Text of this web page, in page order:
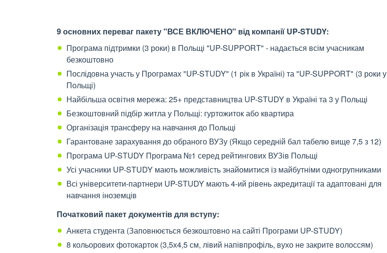
9 основних переваг пакету "ВСЕ ВКЛЮЧЕНО" від компанії UP-STUDY:
Програма підтримки (3 роки) в Польщі "UP-SUPPORT" - надається всім учасникам
безкоштовно
Послідовна участь у Програмах "UP-STUDY" (1 рік в Україні) та "UP-SUPPORT" (3 роки у
Польщі)
Найбільша освітня мережа: 25+ представництва UP-STUDY в Україні та 3 у Польщі
Безкоштовний підбір житла у Польщі: гуртожиток або квартира
Організація трансферу на навчання до Польщі
Гарантоване зарахування до обраного ВУЗу (Якщо середній бал табелю вище 7,5 з 12)
Програма UP-STUDY Програма №1 серед рейтингових ВУЗів Польщі
Усі учасники UP-STUDY мають можливість знайомитися із майбутніми одногрупниками
Всі університети-партнери UP-STUDY мають 4-ий рівень акредитації та адаптовані для
навчання іноземців
Початковий пакет документів для вступу:
Анкета студента (Заповнюється безкоштовно на сайті Програми UP-STUDY)
8 кольорових фотокарток (3,5х4,5 см, лівий напівпрофіль, вухо не закрите волоссям)